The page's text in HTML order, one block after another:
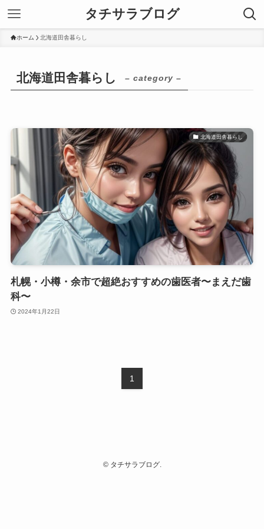
タチサラブログ
ホーム 北海道田舎暮らし
北海道田舎暮らし – category –
北海道田舎暮らし
札幌・小樽・余市で超絶おすすめの歯医者〜まえだ歯
科〜
2024年1月22日
1
©タチサラブログ.